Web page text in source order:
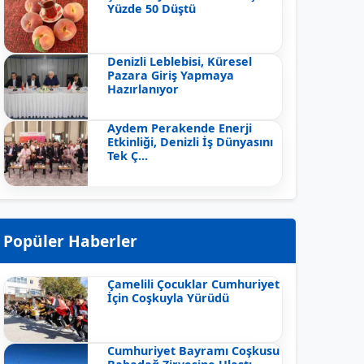
Yüzde 50 Düştü
Denizli Leblebisi, Küresel
Pazara Giriş Yapmaya
Hazırlanıyor
Aydem Perakende Enerji
Etkinliği, Denizli İş Dünyasını
Tek Ç...
Popüler Haberler
Çamelili Çocuklar Cumhuriyet
İçin Coşkuyla Yürüdü
Cumhuriyet Bayramı Coşkusu